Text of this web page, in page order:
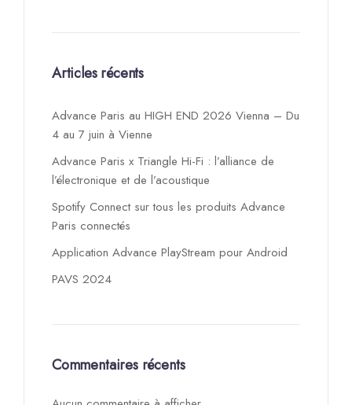
Articles récents
Advance Paris au HIGH END 2026 Vienna – Du
4 au 7 juin à Vienne
Advance Paris x Triangle Hi-Fi : l’alliance de
l’électronique et de l’acoustique
Spotify Connect sur tous les produits Advance
Paris connectés
Application Advance PlayStream pour Android
PAVS 2024
Commentaires récents